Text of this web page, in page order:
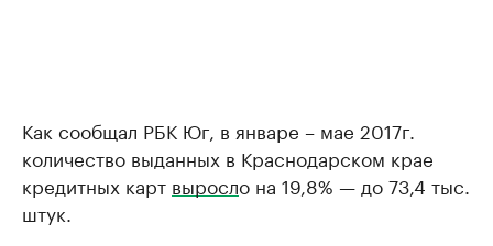
Как сообщал РБК Юг, в январе – мае 2017г.
количество выданных в Краснодарском крае
кредитных карт выросло на 19,8% — до 73,4 тыс.
штук.